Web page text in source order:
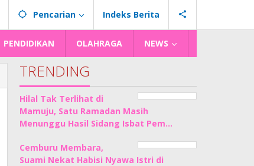
Pencarian Indeks Berita
PENDIDIKAN OLAHRAGA NEWS
TRENDING
Hilal Tak Terlihat di
Mamuju, Satu Ramadan Masih
Menunggu Hasil Sidang Isbat Pem…
Cemburu Membara,
Suami Nekat Habisi Nyawa Istri di